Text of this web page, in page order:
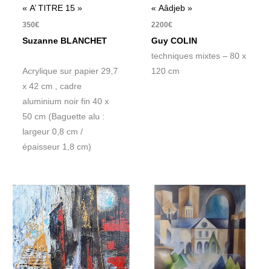
« A’ TITRE 15 »
350€
Suzanne BLANCHET
Acrylique sur papier 29,7
x 42 cm , cadre
aluminium noir fin 40 x
50 cm (Baguette alu :
largeur 0,8 cm /
épaisseur 1,8 cm)
« Aâdjeb »
2200€
Guy COLIN
techniques mixtes – 80 x
120 cm